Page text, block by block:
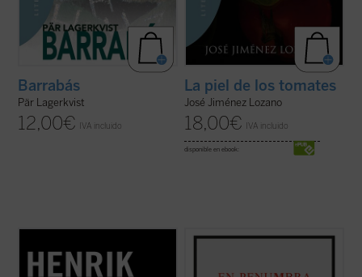
Barrabás
Pär Lagerkvist
12,00€ IVA incluido
La piel de los tomates
José Jiménez Lozano
18,00€ IVA incluido
disponible en ebook:
Romero.
Considerada por Ibsen como su obra
Luisa convalece de un accidente muy
infancia y su familia, los primeros amores,